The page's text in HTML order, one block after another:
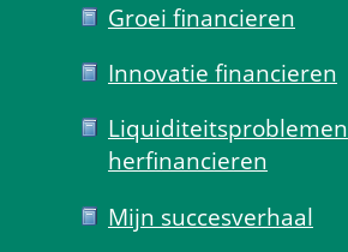
Groei financieren
Innovatie financieren
Liquiditeits­problemen
herfinancieren
Mijn succes­verhaal